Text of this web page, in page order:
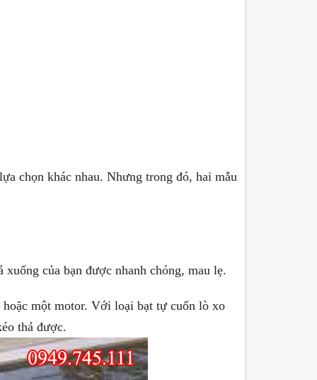
chọn khác nhau. Nhưng trong đó, hai mẫu
của bạn được nhanh chóng, mau lẹ.
một motor. Với loại bạt tự cuốn lò xo
thả được.